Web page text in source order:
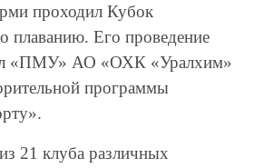
проходил Кубок
плаванию. Его проведение
«ПМУ» АО «ОХК «Уралхим»
программы
21 клуба различных